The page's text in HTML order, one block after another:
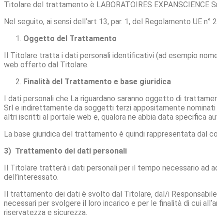
Titolare del trattamento è LABORATOIRES EXPANSCIENCE
Nel seguito, ai sensi dell’art 13, par. 1, del Regolamento UE
Oggetto del Trattamento
Il Titolare tratta i dati personali identificativi (ad esempio
web offerto dal Titolare.
Finalità del Trattamento e base giuridica
I dati personali che La riguardano saranno oggetto di
Srl e indirettamente da soggetti terzi appositamente
altri iscritti al portale web e, qualora ne abbia data specifica
La base giuridica del trattamento è quindi rappresentata dal
3) Trattamento dei dati personali
Il Titolare tratterà i dati personali per il tempo necessario ad
dell’interessato.
Il trattamento dei dati è svolto dal Titolare, dal/i
necessari per svolgere il loro incarico e per le finalità di cui
riservatezza e sicurezza.